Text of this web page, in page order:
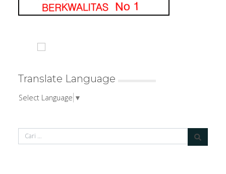
Translate Language
Select Language ▼